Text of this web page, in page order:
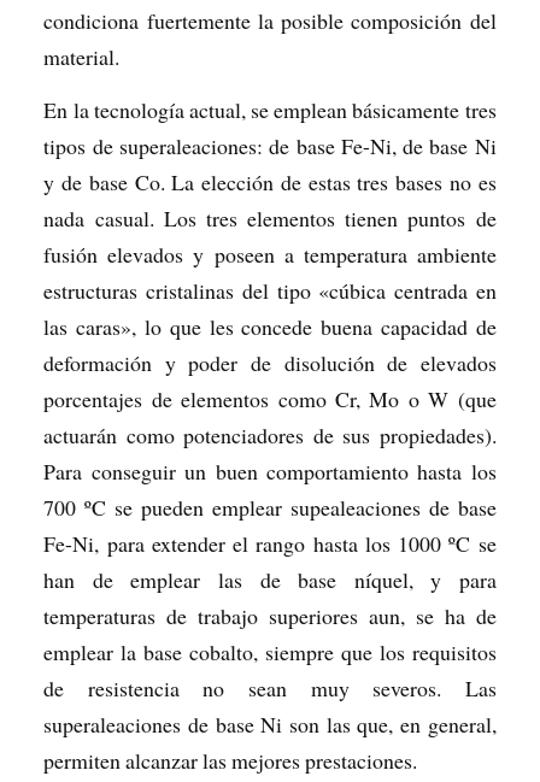
condiciona fuertemente la posible composición del
material.
En la tecnología actual, se emplean básicamente tres
tipos de superaleaciones: de base Fe-Ni, de base Ni
y de base Co. La elección de estas tres bases no es
nada casual. Los tres elementos tienen puntos de
fusión elevados y poseen a temperatura ambiente
estructuras cristalinas del tipo «cúbica centrada en
las caras», lo que les concede buena capacidad de
deformación y poder de disolución de elevados
porcentajes de elementos como Cr, Mo o W (que
actuarán como potenciadores de sus propiedades).
Para conseguir un buen comportamiento hasta los
700 ºC se pueden emplear supealeaciones de base
Fe-Ni, para extender el rango hasta los 1000 ºC se
han de emplear las de base níquel, y para
temperaturas de trabajo superiores aun, se ha de
emplear la base cobalto, siempre que los requisitos
de resistencia no sean muy severos. Las
superaleaciones de base Ni son las que, en general,
permiten alcanzar las mejores prestaciones.